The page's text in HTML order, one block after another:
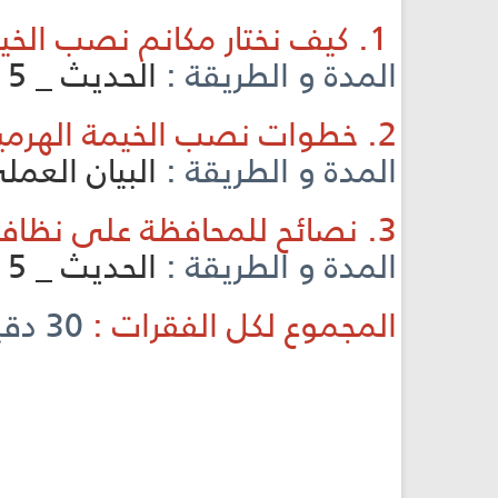
المدة و الطريقة : الحديث _ 5
2. خطوات نصب الخيمة الهرمية:
المدة و الطريقة : البيان
3. نصائح للمحافظة على نظافة الخيمة وسلامتها:
المدة و الطريقة : الحديث _ 5
المجموع لكل الفقرات : 30 دقيقة